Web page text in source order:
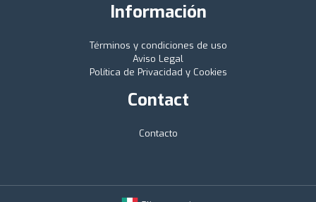
Información
Términos y condiciones de uso
Aviso Legal
Política de Privacidad y Cookies
Contact
Contacto